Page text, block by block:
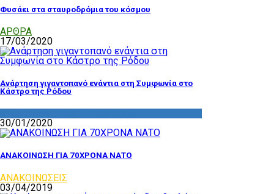
Φυσάει στα σταυροδρόμια του κόσμου
ΑΡΘΡΑ
17/03/2020
Ανάρτηση γιγαντοπανό ενάντια στη Συμφωνία στο
Κάστρο της Ρόδου
30/01/2020
ΑΝΑΚΟΙΝΩΣΗ ΓΙΑ 70ΧΡΟΝΑ ΝΑΤΟ
ΑΝΑΚΟΙΝΩΣΕΙΣ
03/04/2019